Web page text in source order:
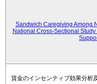
Sandwich Caregiving Among
National Cross-Sectional
賃金のインセンティブ効果分析